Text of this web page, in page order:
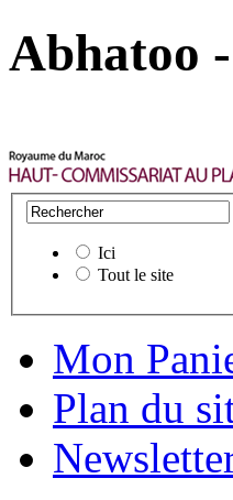
Abhatoo
Ici
Tout le site
Mon
Plan du